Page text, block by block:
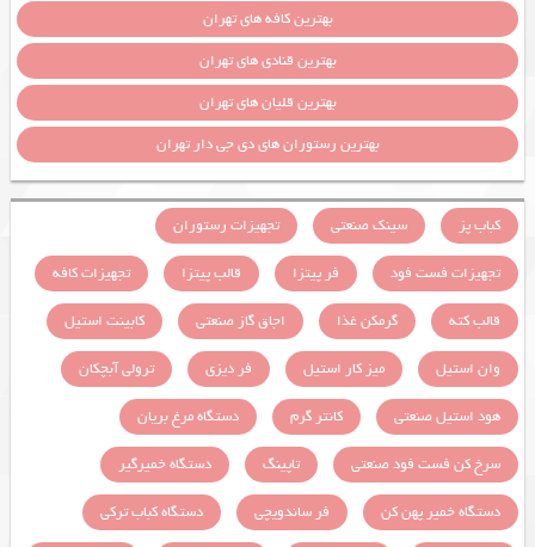
بهترین کافه های تهران
بهترین قنادی های تهران
بهترین قلیان های تهران
بهترین رستوران های دی جی دار تهران
کباب پز سینک صنعتی
تجهیزات رستوران
تجهیزات فست فود
فر پیتزا قالب پیتزا
تجهیزات کافه
قالب کته
گرمکن غذا اجاق گاز صنعتی
کابینت استیل
وان استیل
میز کار استیل فر دیزی
ترولی آبچکان
هود استیل صنعتی
کانتر گرم
دستگاه مرغ بریان
سرخ کن فست فود صنعتی
تاپینگ
دستگاه خمیرگیر
دستگاه خمیر پهن کن
فر ساندویچی
دستگاه کباب ترکی